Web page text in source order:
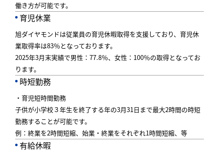
働き方が可能です。
育児休業
旭ダイヤモンドは従業員の育児休暇取得を支援しており、育児休
業取得率は83％となっております。
2025年3月末実績で男性：77.8％、女性：100％の取得となってお
ります。
時短勤務
・育児短時間勤務
子供が小学校３年生を終了する年の3月31日まで最大2時間の時短
勤務することが可能です。
例：終業を2時間短縮、始業・終業をそれぞれ1時間短縮、等
有給休暇